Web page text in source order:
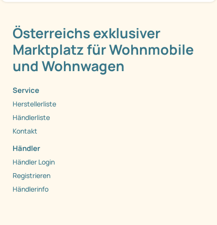
Österreichs exklusiver
Marktplatz für Wohnmobile
und Wohnwagen
Service
Herstellerliste
Händlerliste
Kontakt
Händler
Händler Login
Registrieren
Händlerinfo